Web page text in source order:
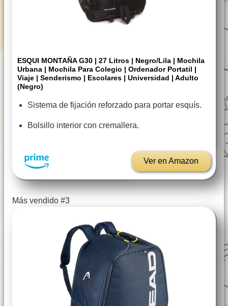
ESQUI MONTAÑA G30 | 27 Litros | Negro/Lila | Mochila
Urbana | Mochila Para Colegio | Ordenador Portatil |
Viaje | Senderismo | Escolares | Universidad | Adulto
(Negro)
Sistema de fijación reforzado para portar esquís.
Bolsillo interior con cremallera.
Ver en Amazon
Más vendido #3